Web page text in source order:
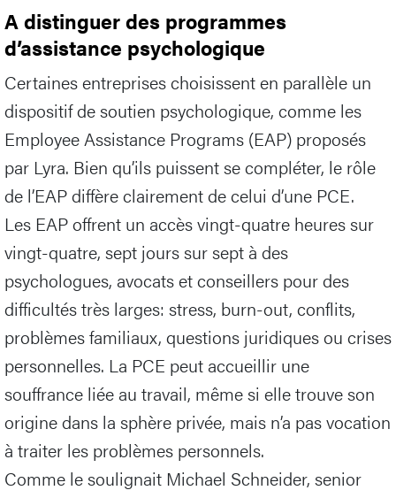
A distinguer des programmes
d’assistance psychologique
Certaines entreprises choisissent en parallèle un
dispositif de soutien psychologique, comme les
Employee Assistance Programs (EAP) proposés
par Lyra. Bien qu’ils puissent se compléter, le rôle
de l’EAP diffère clairement de celui d’une PCE.
Les EAP offrent un accès vingt-quatre heures sur
vingt-quatre, sept jours sur sept à des
psychologues, avocats et conseillers pour des
difficultés très larges: stress, burn-out, conflits,
problèmes familiaux, questions juridiques ou crises
personnelles. La PCE peut accueillir une
souffrance liée au travail, même si elle trouve son
origine dans la sphère privée, mais n’a pas vocation
à traiter les problèmes personnels.
Comme le soulignait Michael Schneider, senior